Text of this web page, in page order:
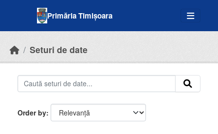
Primăria Timișoara
Seturi de date
Order by